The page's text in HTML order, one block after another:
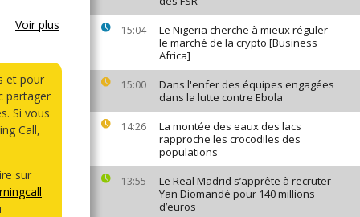
15:04
Le Nigeria cherche à mieux réguler
le marché de la crypto [Business
Africa]
15:00
Dans l'enfer des équipes engagées
dans la lutte contre Ebola
14:26
La montée des eaux des lacs
rapproche les crocodiles des
populations
13:55
Le Real Madrid s’apprête à recruter
Yan Diomandé pour 140 millions
d’euros
Voir plus
et pour
partager
Si vous
Call,
sur